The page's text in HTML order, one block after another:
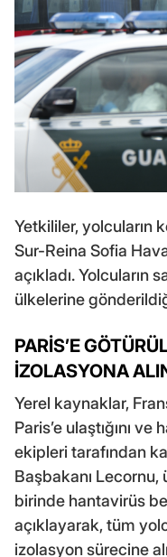
Yetkililer, yolcuların
Sur-Reina Sofia
açıkladı. Yolcuların
ülkelerine
PARİS’E
İZOLASYONA
Yerel kaynaklar,
Paris’e ulaştığını
ekipleri tarafından
Başbakanı
birinde hantavirüs
açıklayarak, tüm
izolasyon sürecine